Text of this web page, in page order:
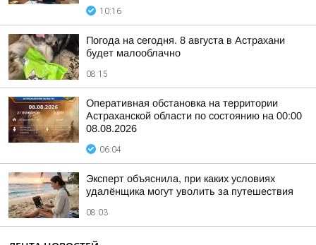
10:16
Погода на сегодня. 8 августа в Астрахани
будет малооблачно
08:15
Оперативная обстановка на территории
Астраханской области по состоянию на 00:00
08.08.2026
06:04
Эксперт объяснила, при каких условиях
удалёнщика могут уволить за путешествия
08:03